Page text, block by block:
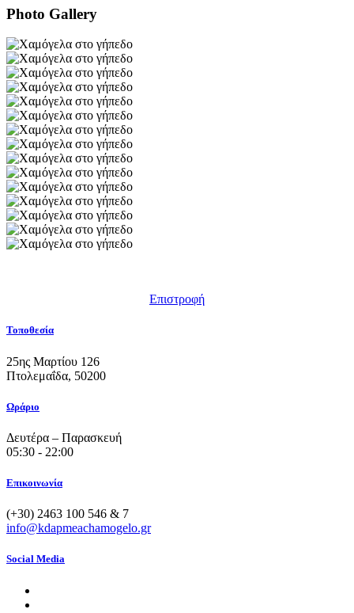
Photo Gallery
Επιστροφή
Τοποθεσία
25ης Μαρτίου 126
Πτολεμαΐδα, 50200
Ωράριο
Δευτέρα – Παρασκευή
05:30 - 22:00
Επικοινωνία
(+30) 2463 100 546 & 7
info@kdapmeachamogelo.gr
Social Media